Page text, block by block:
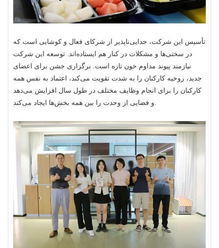
تأسیس این شرکت، جدایی‌ناپذیر از شرکای فعال و کوشایی است که
در سختی‌ها و مشکلات در کنار هم ایستاده‌اند. توسعه این شرکت
نیازمند پیوند مداوم خون تازه است. برگزاری جشن برای اعضای
جدید، روحیه کارکنان را به شدت تقویت می‌کند، اعتماد به نفس همه
کارکنان را برای انجام وظایف مختلف در طول سال افزایش می‌دهد